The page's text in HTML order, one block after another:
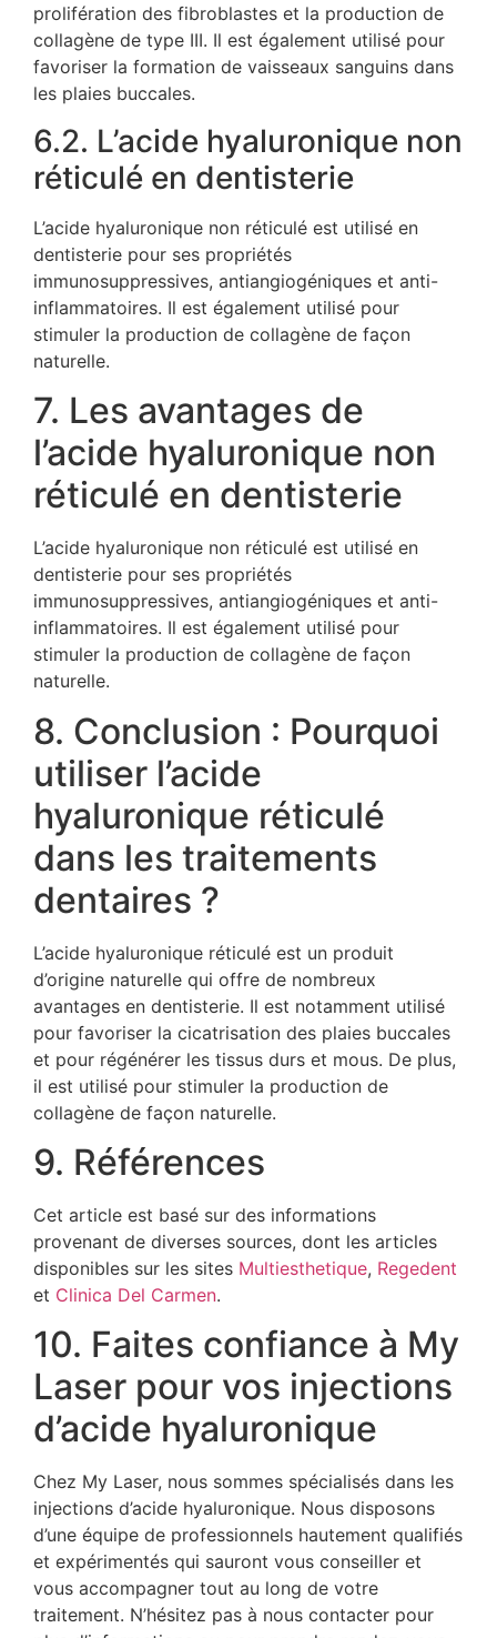
prolifération des fibroblastes et la production de
collagène de type III. Il est également utilisé pour
favoriser la formation de vaisseaux sanguins dans
les plaies buccales.
6.2. L’acide hyaluronique non
réticulé en dentisterie
L’acide hyaluronique non réticulé est utilisé en
dentisterie pour ses propriétés
immunosuppressives, antiangiogéniques et anti-
inflammatoires. Il est également utilisé pour
stimuler la production de collagène de façon
naturelle.
7. Les avantages de
l’acide hyaluronique non
réticulé en dentisterie
L’acide hyaluronique non réticulé est utilisé en
dentisterie pour ses propriétés
immunosuppressives, antiangiogéniques et anti-
inflammatoires. Il est également utilisé pour
stimuler la production de collagène de façon
naturelle.
8. Conclusion : Pourquoi
utiliser l’acide
hyaluronique réticulé
dans les traitements
dentaires ?
L’acide hyaluronique réticulé est un produit
d’origine naturelle qui offre de nombreux
avantages en dentisterie. Il est notamment utilisé
pour favoriser la cicatrisation des plaies buccales
et pour régénérer les tissus durs et mous. De plus,
il est utilisé pour stimuler la production de
collagène de façon naturelle.
9. Références
Cet article est basé sur des informations
provenant de diverses sources, dont les articles
disponibles sur les sites Multiesthetique, Regedent
et Clinica Del Carmen.
10. Faites confiance à My
Laser pour vos injections
d’acide hyaluronique
Chez My Laser, nous sommes spécialisés dans les
injections d’acide hyaluronique. Nous disposons
d’une équipe de professionnels hautement qualifiés
et expérimentés qui sauront vous conseiller et
vous accompagner tout au long de votre
traitement. N’hésitez pas à nous contacter pour